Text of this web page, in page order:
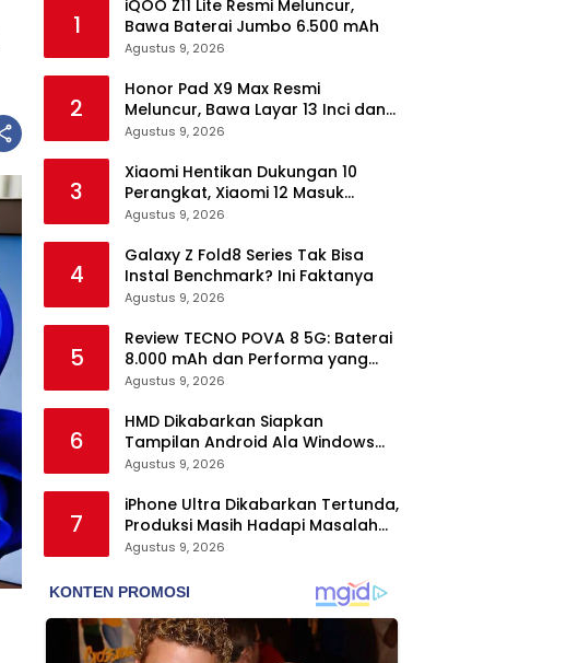
1
iQOO Z11 Lite Resmi Meluncur,
Bawa Baterai Jumbo 6.500 mAh
Agustus 9, 2026
2
Honor Pad X9 Max Resmi
Meluncur, Bawa Layar 13 Inci dan
Baterai 10.100 mAh
Agustus 9, 2026
3
Xiaomi Hentikan Dukungan 10
Perangkat, Xiaomi 12 Masuk
Daftar
Agustus 9, 2026
4
Galaxy Z Fold8 Series Tak Bisa
Instal Benchmark? Ini Faktanya
Agustus 9, 2026
5
Review TECNO POVA 8 5G: Baterai
8.000 mAh dan Performa yang
Masih Mantap di 2026
Agustus 9, 2026
6
HMD Dikabarkan Siapkan
Tampilan Android Ala Windows
Phone
Agustus 9, 2026
7
iPhone Ultra Dikabarkan Tertunda,
Produksi Masih Hadapi Masalah
Engsel dan Layar
Agustus 9, 2026